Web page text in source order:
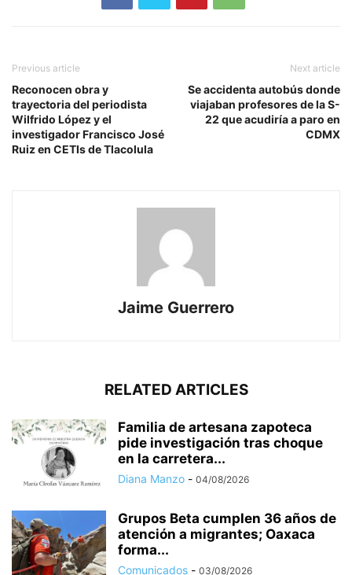
Previous article
Reconocen obra y
trayectoria del periodista
Wilfrido López y el
investigador Francisco José
Ruiz en CETIs de Tlacolula
Next article
Se accidenta autobús donde
viajaban profesores de la S-
22 que acudiría a paro en
CDMX
Jaime Guerrero
RELATED ARTICLES
Familia de artesana zapoteca
pide investigación tras choque
en la carretera...
Diana Manzo - 04/08/2026
Grupos Beta cumplen 36 años de
atención a migrantes; Oaxaca
forma...
Comunicados - 03/08/2026